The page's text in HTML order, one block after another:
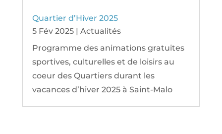
Quartier d’Hiver 2025
5 Fév 2025| Actualités
Programme des animations gratuites
sportives, culturelles et de loisirs au
coeur des Quartiers durant les
vacances d’hiver 2025 à Saint-Malo